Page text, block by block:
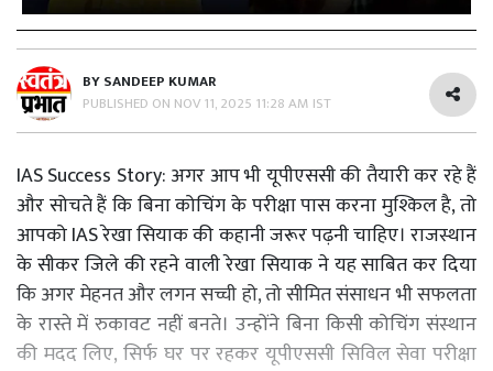
BYSANDEEP KUMAR
PUBLISHED ON NOV 11, 2025 11:28 AM IST
IAS Success Story: अगर आप भी यूपीएससी की तैयारी कर रहे हैं
और सोचते हैं कि बिना कोचिंग के परीक्षा पास करना मुश्किल है, तो
आपको IAS रेखा सियाक की कहानी जरूर पढ़नी चाहिए। राजस्थान
के सीकर जिले की रहने वाली रेखा सियाक ने यह साबित कर दिया
कि अगर मेहनत और लगन सच्ची हो, तो सीमित संसाधन भी सफलता
के रास्ते में रुकावट नहीं बनते। उन्होंने बिना किसी कोचिंग संस्थान
की मदद लिए, सिर्फ घर पर रहकर यूपीएससी सिविल सेवा परीक्षा